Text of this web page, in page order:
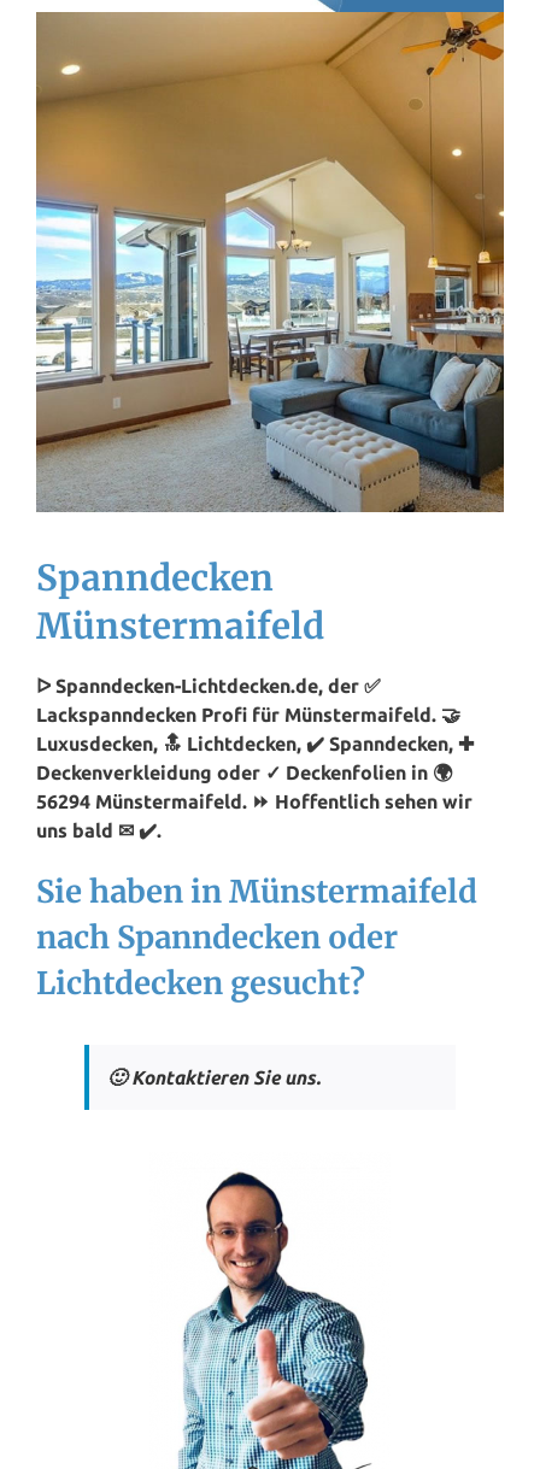
Spanndecken
Münstermaifeld
ᐅ Spanndecken-Lichtdecken.de, der ✅
Lackspanndecken Profi für Münstermaifeld. 🤝
Luxusdecken, 🔝 Lichtdecken, ✔️ Spanndecken, ✚
Deckenverkleidung oder ✓ Deckenfolien in 🌍
56294 Münstermaifeld. ⏩ Hoffentlich sehen wir
uns bald ✉ ✔️.
Sie haben in Münstermaifeld
nach Spanndecken oder
Lichtdecken gesucht?
🙂 Kontaktieren Sie uns.